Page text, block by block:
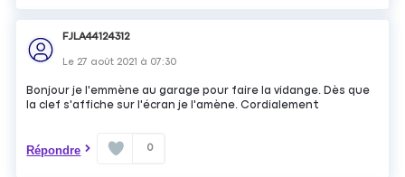
FJLA44124312
Le 27 août 2021 à 07:30
Bonjour je l'emmène au garage pour faire la vidange. Dès que
la clef s'affiche sur l'écran je l'amène. Cordialement
Répondre 0